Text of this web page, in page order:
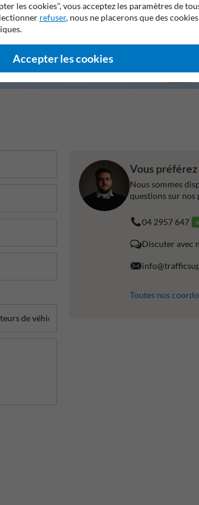
Vous
Nous sommes
questions sur nos
04 2957 647
Discuter avec
Toutes nos
les cookies", vous acceptez les paramètres de
refuser, nous ne placerons que des cookies
Accepter les cookies